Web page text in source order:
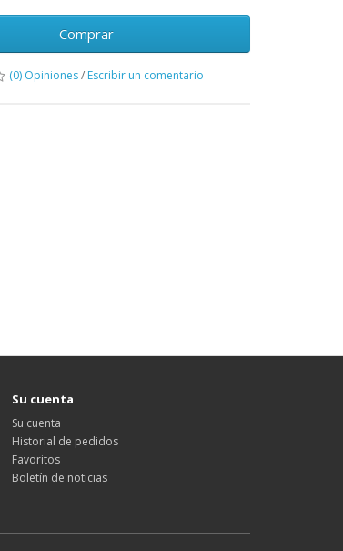
Comprar
(0) Opiniones/ Escribir un comentario
Su cuenta
Su cuenta
Historial de pedidos
Favoritos
Boletín de noticias